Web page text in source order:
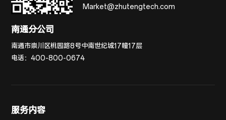
Market@zhutengtech.com
南通分公司
南通市崇川区桃园路8号中南世纪城17幢17层
电话：400-800-0674
服务内容